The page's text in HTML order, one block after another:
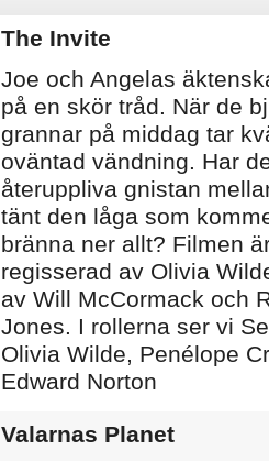
The Invite
Joe och Angelas
på en skör tråd. När de
grannar på middag tar
oväntad vändning. Har
återuppliva gnistan
tänt den låga som
bränna ner allt? Filmen
regisserad av Olivia
av Will McCormack och
Jones. I rollerna ser vi
Olivia Wilde, Penélope
Edward Norton
Valarnas Planet